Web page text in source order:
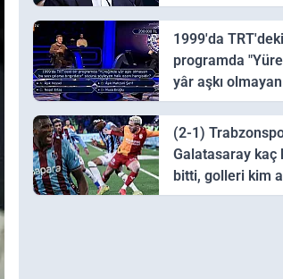
1999'da
programda
yâr aşkı
sazı çalarsa
sözünü söyleyen
ozanı hangisidir?
(2-1)
Galatasaray kaç
bitti, golleri kim
Trabzonspor